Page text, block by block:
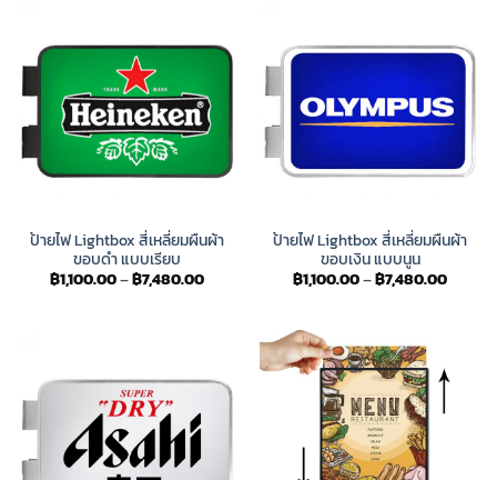
ป้ายไฟ Lightbox สี่เหลี่ยมผืนผ้า
ขอบดำ แบบเรียบ
฿1,100.00–฿7,480.00Price
฿7,480.00
ป้ายไฟ Lightbox สี่เหลี่ยมผืนผ้า
ขอบเงิน แบบนูน
฿1,100.00–฿7,480.00Price